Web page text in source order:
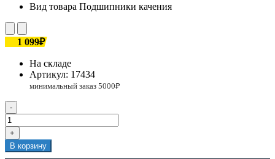
Вид товара Подшипники качения
1 099₽
На складе
Артикул: 17434
-
+
В корзину